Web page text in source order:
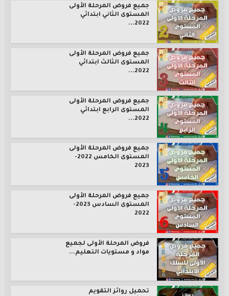
جميع فروض المرحلة الأولى
المستوى الثاني ابتدائي
2022...
جميع فروض المرحلة الأولى
المستوى الثالث ابتدائي
2022...
جميع فروض المرحلة الأولى
المستوى الرابع ابتدائي
2022...
جميع فروض المرحلة الأولى
المستوى الخامس 2022-
2023
جميع فروض المرحلة الأولى
المستوى السادس 2023-
2022
فروض المرحلة الأولى لجميع
مواد و مستويات التعليم...
تحميل روائز التقويم